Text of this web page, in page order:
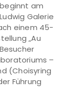
am
Galerie
einem 45-
„Au
–
(Choisyring
Führung